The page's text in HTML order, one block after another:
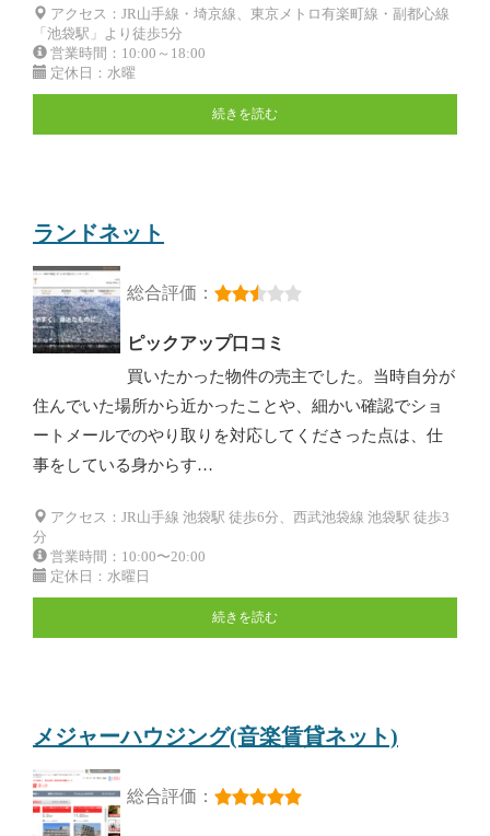
アクセス：JR山手線・埼京線、東京メトロ有楽町線・副都心線
「池袋駅」より徒歩5分
営業時間：10:00～18:00
定休日：水曜
続きを読む
ランドネット
総合評価：
ピックアップ口コミ
買いたかった物件の売主でした。当時自分が
住んでいた場所から近かったことや、細かい確認でショ
ートメールでのやり取りを対応してくださった点は、仕
事をしている身からす…
アクセス：JR山手線 池袋駅 徒歩6分、西武池袋線 池袋駅 徒歩3
分
営業時間：10:00〜20:00
定休日：水曜日
続きを読む
メジャーハウジング(音楽賃貸ネット)
総合評価：